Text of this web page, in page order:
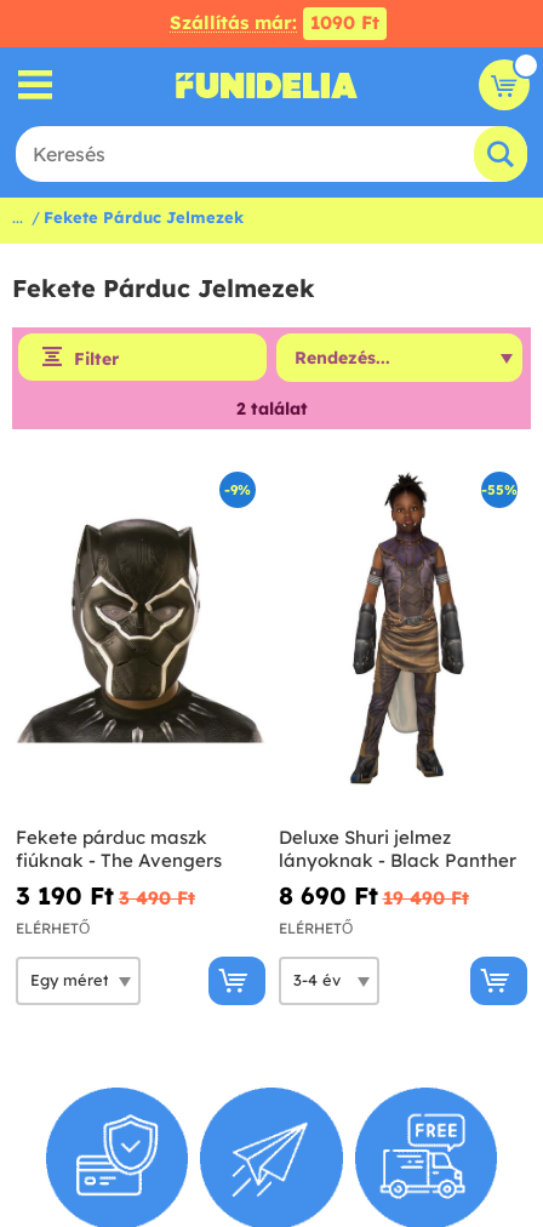
Szállítás már: 1090 Ft
... Fekete Párduc Jelmezek
Fekete Párduc Jelmezek
Filter
2találat
-9%
Fekete párduc maszk
fiúknak - The Avengers
3 190 Ft‎ 3 490 Ft‎
ELÉRHETŐ
-55%
Deluxe Shuri jelmez
lányoknak - Black Panther
8 690 Ft‎ 19 490 Ft‎
ELÉRHETŐ